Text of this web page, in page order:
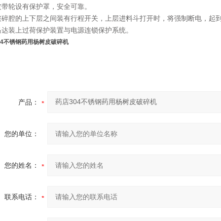
设有保护罩，安全可靠。
的上下层之间装有行程开关，上层进料斗打开时，将强制断电，起到
上过荷保护装置与电源连锁保护系统。
不锈钢药用杨树皮破碎机
产品：
您的单位：
您的姓名：
联系电话：